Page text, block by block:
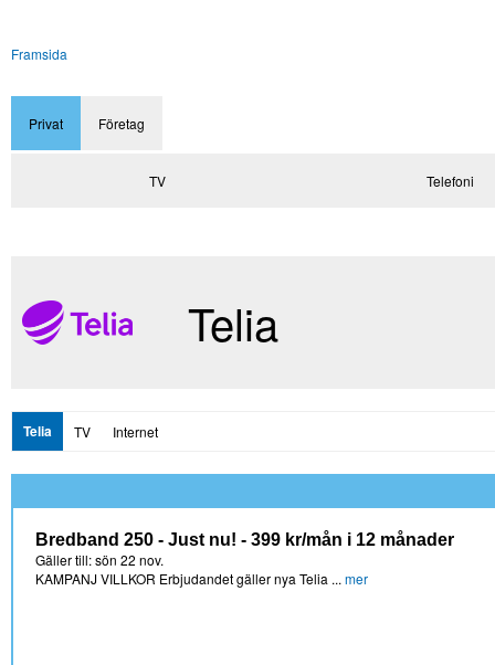
Framsida
Privat Företag
TV Telefoni
Telia
Telia TV Internet
Bredband 250 - Just nu! - 399 kr/mån i 12 månader
Gäller till: sön 22 nov.
KAMPANJ VILLKOR Erbjudandet gäller nya Telia ... mer